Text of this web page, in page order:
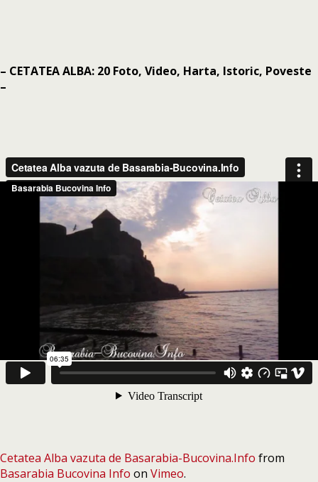
– CETATEA ALBA: 20 Foto, Video, Harta, Istoric, Poveste
–
Cetatea Alba vazuta de Basarabia-Bucovina.Info from
Basarabia Bucovina Info on Vimeo.